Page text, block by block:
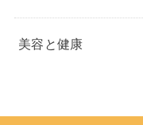
美容と健康